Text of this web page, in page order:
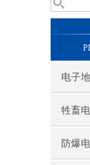
电子
牲畜
防爆